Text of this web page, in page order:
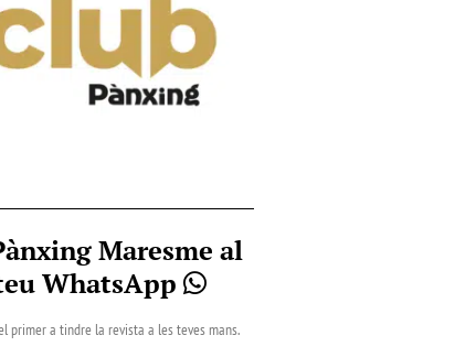
Maresme al
WhatsApp
primer a tindre la revista a les teves mans.